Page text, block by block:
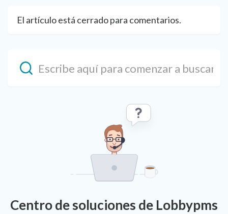
El artículo está cerrado para comentarios.
Centro de soluciones de Lobbypms